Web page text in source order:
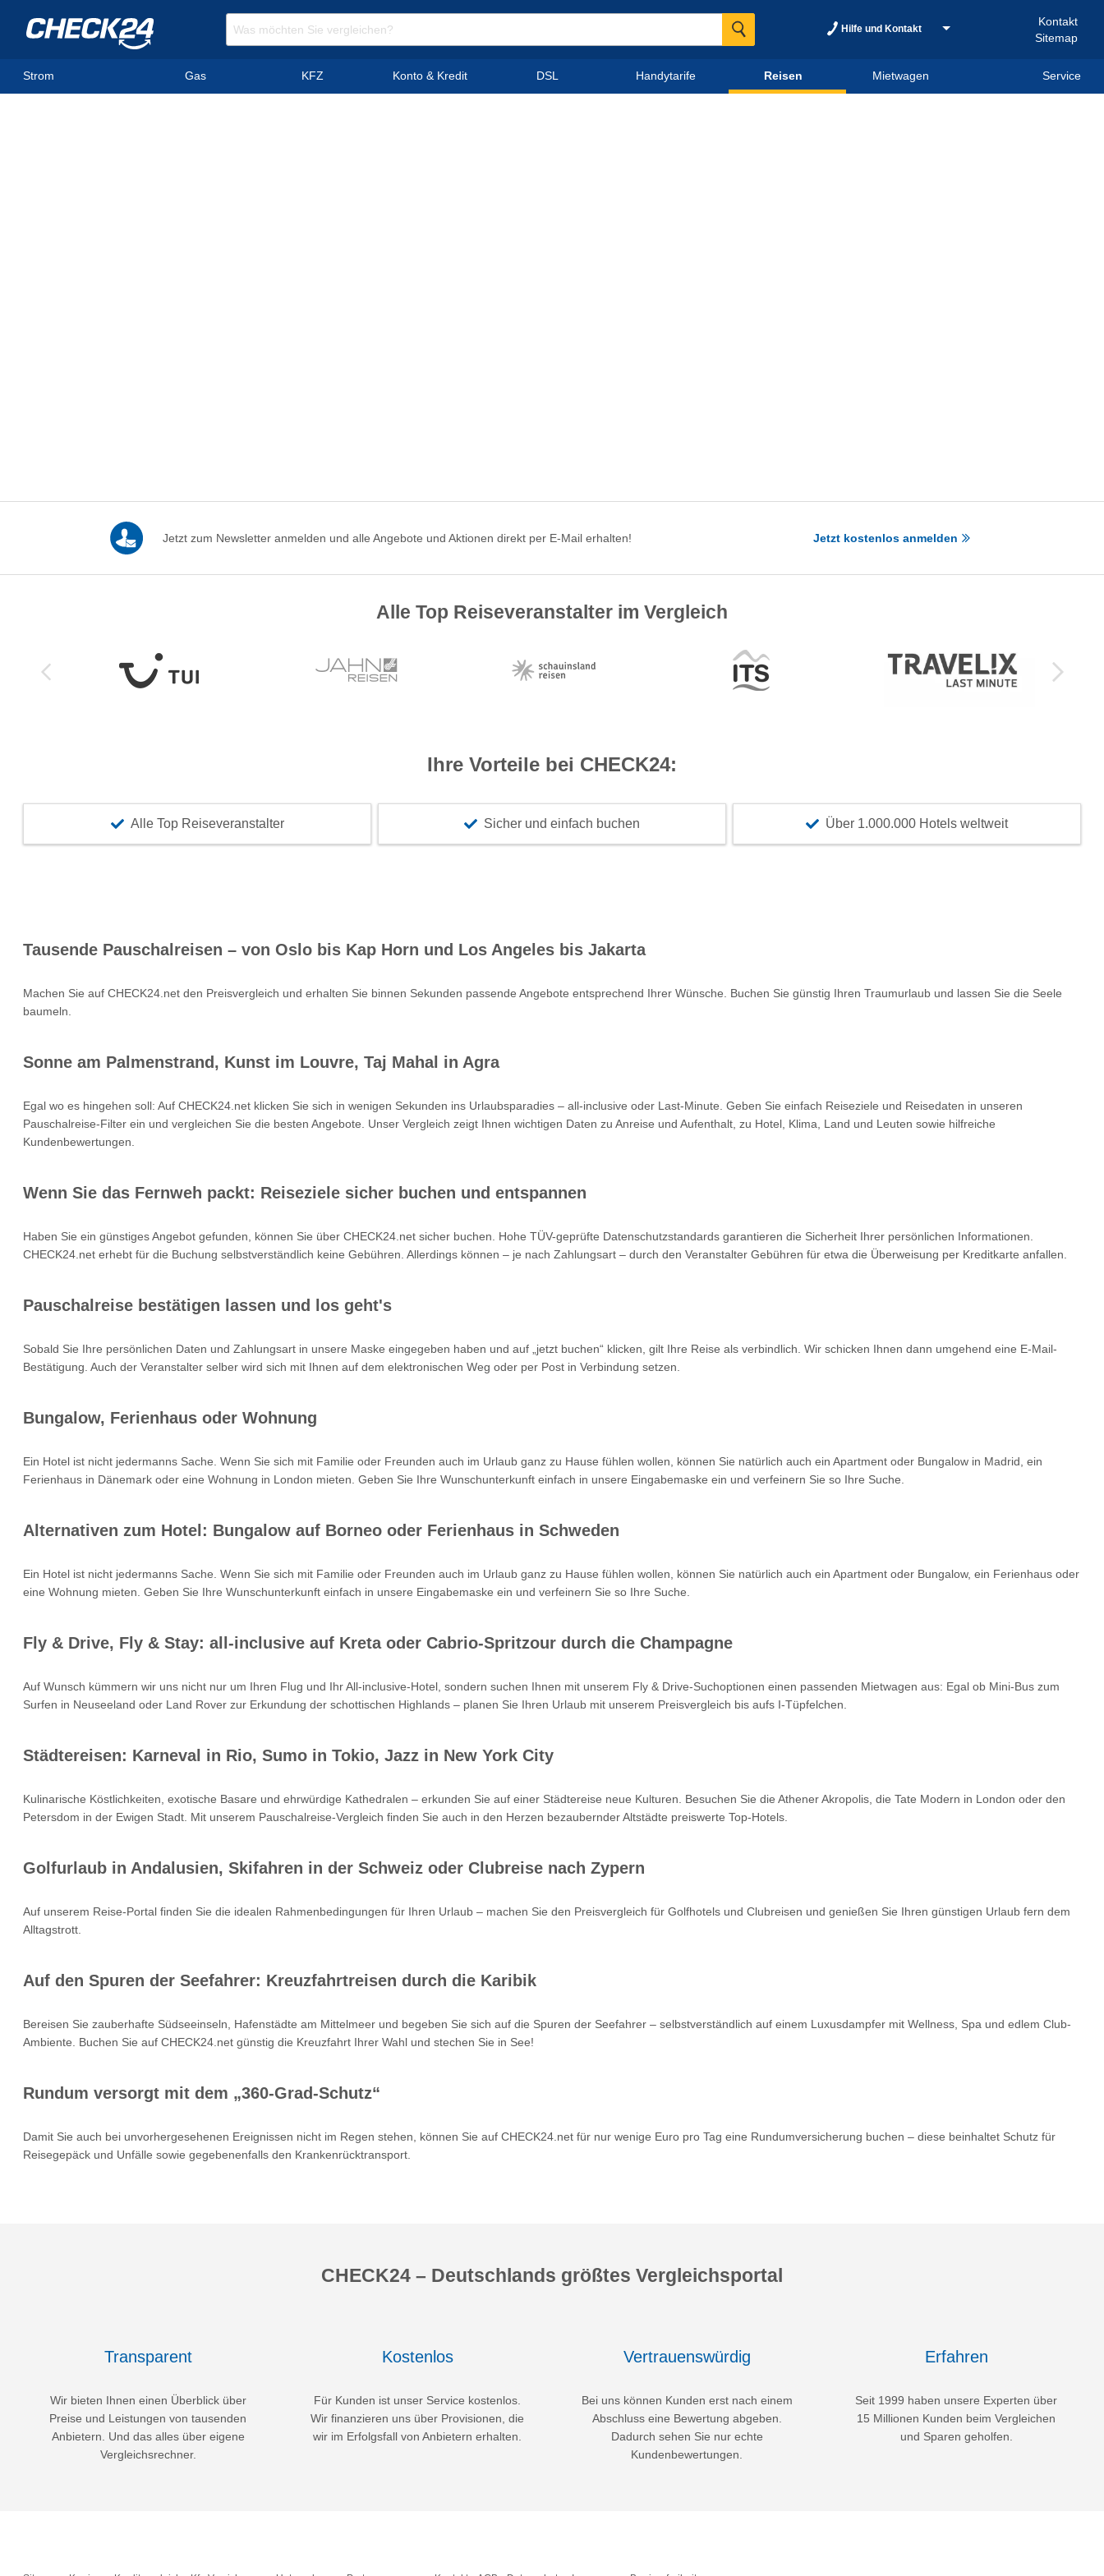
Hilfe und Kontakt
Kontakt
Sitemap
Strom Gas KFZ Konto & Kredit DSL Handytarife Reisen Mietwagen Service
Jetzt zum Newsletter anmelden und alle Angebote und Aktionen direkt per E-Mail erhalten! Jetzt kostenlos anmelden
Alle Top Reiseveranstalter im Vergleich
Ihre Vorteile bei CHECK24:
Alle Top Reiseveranstalter Sicher und einfach buchen Über 1.000.000 Hotels weltweit
Tausende Pauschalreisen – von Oslo bis Kap Horn und Los Angeles bis Jakarta
Machen Sie auf CHECK24.net den Preisvergleich und erhalten Sie binnen Sekunden passende Angebote entsprechend Ihrer Wünsche. Buchen Sie günstig Ihren Traumurlaub und lassen Sie die Seele
baumeln.
Sonne am Palmenstrand, Kunst im Louvre, Taj Mahal in Agra
Egal wo es hingehen soll: Auf CHECK24.net klicken Sie sich in wenigen Sekunden ins Urlaubsparadies – all-inclusive oder Last-Minute. Geben Sie einfach Reiseziele und Reisedaten in unseren
Pauschalreise-Filter ein und vergleichen Sie die besten Angebote. Unser Vergleich zeigt Ihnen wichtigen Daten zu Anreise und Aufenthalt, zu Hotel, Klima, Land und Leuten sowie hilfreiche
Kundenbewertungen.
Wenn Sie das Fernweh packt: Reiseziele sicher buchen und entspannen
Haben Sie ein günstiges Angebot gefunden, können Sie über CHECK24.net sicher buchen. Hohe TÜV-geprüfte Datenschutzstandards garantieren die Sicherheit Ihrer persönlichen Informationen.
CHECK24.net erhebt für die Buchung selbstverständlich keine Gebühren. Allerdings können – je nach Zahlungsart – durch den Veranstalter Gebühren für etwa die Überweisung per Kreditkarte anfallen.
Pauschalreise bestätigen lassen und los geht's
Sobald Sie Ihre persönlichen Daten und Zahlungsart in unsere Maske eingegeben haben und auf „jetzt buchen“ klicken, gilt Ihre Reise als verbindlich. Wir schicken Ihnen dann umgehend eine E-Mail-
Bestätigung. Auch der Veranstalter selber wird sich mit Ihnen auf dem elektronischen Weg oder per Post in Verbindung setzen.
Bungalow, Ferienhaus oder Wohnung
Ein Hotel ist nicht jedermanns Sache. Wenn Sie sich mit Familie oder Freunden auch im Urlaub ganz zu Hause fühlen wollen, können Sie natürlich auch ein Apartment oder Bungalow in Madrid, ein
Ferienhaus in Dänemark oder eine Wohnung in London mieten. Geben Sie Ihre Wunschunterkunft einfach in unsere Eingabemaske ein und verfeinern Sie so Ihre Suche.
Alternativen zum Hotel: Bungalow auf Borneo oder Ferienhaus in Schweden
Ein Hotel ist nicht jedermanns Sache. Wenn Sie sich mit Familie oder Freunden auch im Urlaub ganz zu Hause fühlen wollen, können Sie natürlich auch ein Apartment oder Bungalow, ein Ferienhaus oder
eine Wohnung mieten. Geben Sie Ihre Wunschunterkunft einfach in unsere Eingabemaske ein und verfeinern Sie so Ihre Suche.
Fly & Drive, Fly & Stay: all-inclusive auf Kreta oder Cabrio-Spritzour durch die Champagne
Auf Wunsch kümmern wir uns nicht nur um Ihren Flug und Ihr All-inclusive-Hotel, sondern suchen Ihnen mit unserem Fly & Drive-Suchoptionen einen passenden Mietwagen aus: Egal ob Mini-Bus zum
Surfen in Neuseeland oder Land Rover zur Erkundung der schottischen Highlands – planen Sie Ihren Urlaub mit unserem Preisvergleich bis aufs I-Tüpfelchen.
Städtereisen: Karneval in Rio, Sumo in Tokio, Jazz in New York City
Kulinarische Köstlichkeiten, exotische Basare und ehrwürdige Kathedralen – erkunden Sie auf einer Städtereise neue Kulturen. Besuchen Sie die Athener Akropolis, die Tate Modern in London oder den
Petersdom in der Ewigen Stadt. Mit unserem Pauschalreise-Vergleich finden Sie auch in den Herzen bezaubernder Altstädte preiswerte Top-Hotels.
Golfurlaub in Andalusien, Skifahren in der Schweiz oder Clubreise nach Zypern
Auf unserem Reise-Portal finden Sie die idealen Rahmenbedingungen für Ihren Urlaub – machen Sie den Preisvergleich für Golfhotels und Clubreisen und genießen Sie Ihren günstigen Urlaub fern dem
Alltagstrott.
Auf den Spuren der Seefahrer: Kreuzfahrtreisen durch die Karibik
Bereisen Sie zauberhafte Südseeinseln, Hafenstädte am Mittelmeer und begeben Sie sich auf die Spuren der Seefahrer – selbstverständlich auf einem Luxusdampfer mit Wellness, Spa und edlem Club-
Ambiente. Buchen Sie auf CHECK24.net günstig die Kreuzfahrt Ihrer Wahl und stechen Sie in See!
Rundum versorgt mit dem „360-Grad-Schutz“
Damit Sie auch bei unvorhergesehenen Ereignissen nicht im Regen stehen, können Sie auf CHECK24.net für nur wenige Euro pro Tag eine Rundumversicherung buchen – diese beinhaltet Schutz für
Reisegepäck und Unfälle sowie gegebenenfalls den Krankenrücktransport.
CHECK24 – Deutschlands größtes Vergleichsportal
Transparent
Wir bieten Ihnen einen Überblick über
Preise und Leistungen von tausenden
Anbietern. Und das alles über eigene
Vergleichsrechner.
Kostenlos
Für Kunden ist unser Service kostenlos.
Wir finanzieren uns über Provisionen, die
wir im Erfolgsfall von Anbietern erhalten.
Vertrauenswürdig
Bei uns können Kunden erst nach einem
Abschluss eine Bewertung abgeben.
Dadurch sehen Sie nur echte
Kundenbewertungen.
Erfahren
Seit 1999 haben unsere Experten über
15 Millionen Kunden beim Vergleichen
und Sparen geholfen.